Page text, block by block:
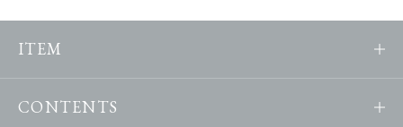
ITEM
CONTENTS